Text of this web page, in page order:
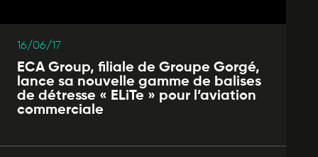
16/06/17
ECA Group, filiale de Groupe Gorgé,
lance sa nouvelle gamme de balises
de détresse « ELiTe » pour l’aviation
commerciale